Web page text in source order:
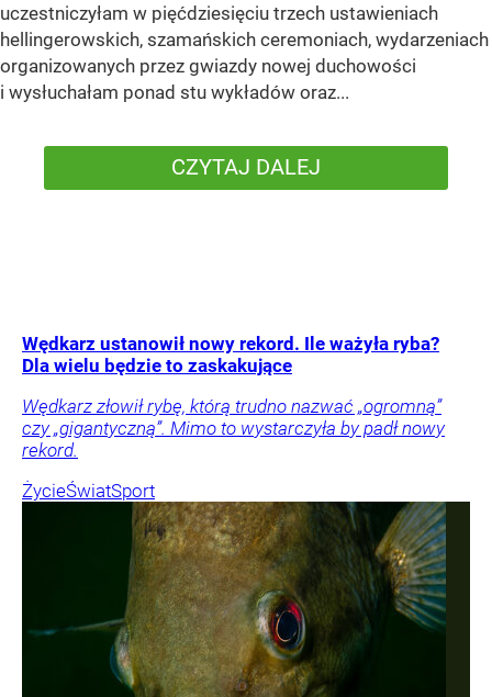
uczestniczyłam w pięćdziesięciu trzech ustawieniach
hellingerowskich, szamańskich ceremoniach, wydarzeniach
organizowanych przez gwiazdy nowej duchowości
i wysłuchałam ponad stu wykładów oraz...
CZYTAJ DALEJ
Wędkarz ustanowił nowy rekord. Ile ważyła ryba?
Dla wielu będzie to zaskakujące
Wędkarz złowił rybę, którą trudno nazwać „ogromną”
czy „gigantyczną”. Mimo to wystarczyła by padł nowy
rekord.
ŻycieŚwiatSport